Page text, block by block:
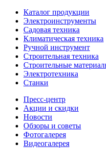
Каталог продукции
Электроинструменты
Садовая техника
Климатическая техника
Ручной инструмент
Строительная техника
Строительные
Электротехника
Станки
Пресс-центр
Акции и скидки
Новости
Обзоры и советы
Фотогалерея
Видеогалерея